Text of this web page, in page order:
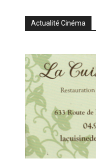
Actualité Cinéma